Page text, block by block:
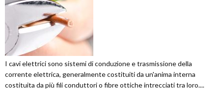
I cavi elettrici sono sistemi di conduzione e trasmissione della
corrente elettrica, generalmente costituiti da un'anima interna
costituita da più fili conduttori o fibre ottiche intrecciati tra loro....